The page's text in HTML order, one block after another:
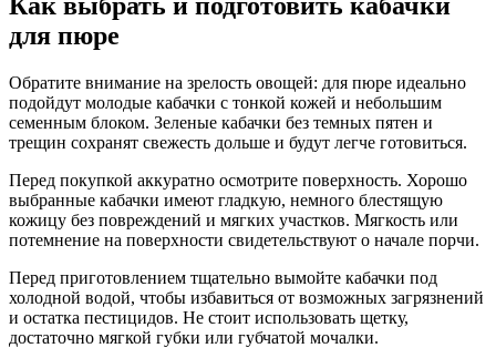
для пюре
Обратите внимание на зрелость овощей: для пюре идеально
подойдут молодые кабачки с тонкой кожей и небольшим
семенным блоком. Зеленые кабачки без темных пятен и
трещин сохранят свежесть дольше и будут легче готовиться.
Перед покупкой аккуратно осмотрите поверхность. Хорошо
выбранные кабачки имеют гладкую, немного блестящую
кожицу без повреждений и мягких участков. Мягкость или
потемнение на поверхности свидетельствуют о начале порчи.
Перед приготовлением тщательно вымойте кабачки под
холодной водой, чтобы избавиться от возможных загрязнений
и остатка пестицидов. Не стоит использовать щетку,
достаточно мягкой губки или губчатой мочалки.